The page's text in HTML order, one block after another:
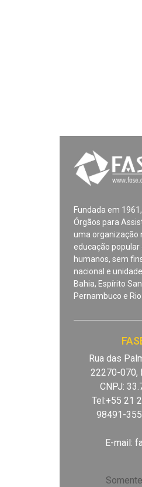
Fundada em
Órgãos para
uma organização
educação
humanos, sem
nacional e
Bahia, Espírito
Pernambuco e
Rua das
22270-070,
CNPJ:
Tel:+55 21
98491-
E-mail: